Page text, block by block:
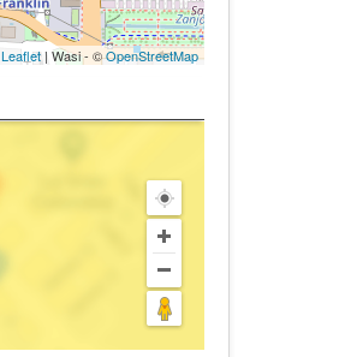
Leaflet| Wasi - ©OpenStreetMap